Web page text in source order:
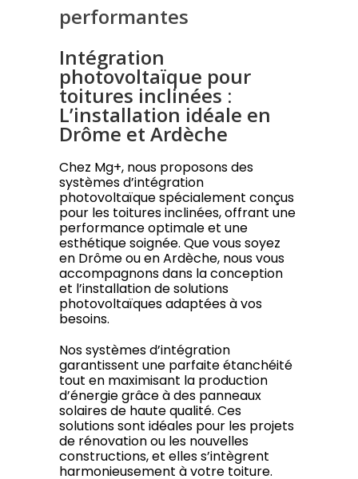
performantes
Intégration
photovoltaïque pour
toitures inclinées :
L’installation idéale en
Drôme et Ardèche
Chez Mg+, nous proposons des
systèmes d’intégration
photovoltaïque spécialement conçus
pour les toitures inclinées, offrant une
performance optimale et une
esthétique soignée. Que vous soyez
en Drôme ou en Ardèche, nous vous
accompagnons dans la conception
et l’installation de solutions
photovoltaïques adaptées à vos
besoins.
Nos systèmes d’intégration
garantissent une parfaite étanchéité
tout en maximisant la production
d’énergie grâce à des panneaux
solaires de haute qualité. Ces
solutions sont idéales pour les projets
de rénovation ou les nouvelles
constructions, et elles s’intègrent
harmonieusement à votre toiture.